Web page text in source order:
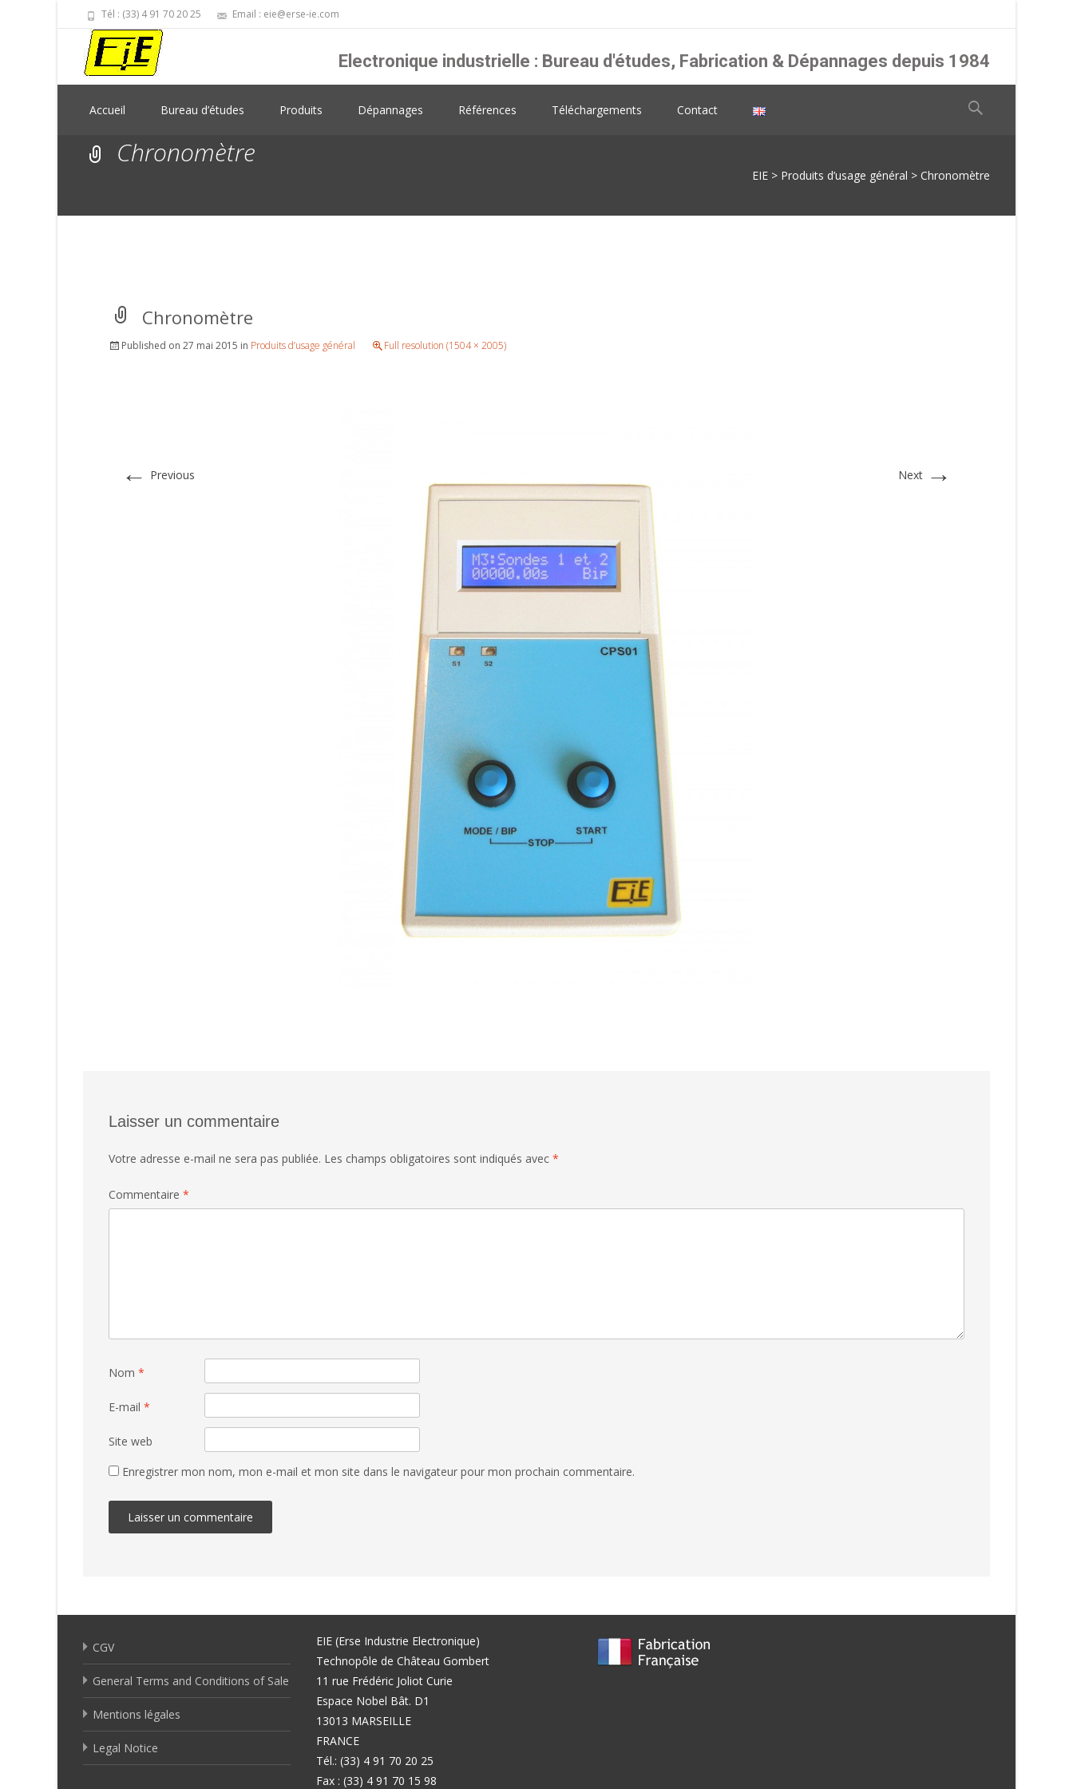
Tél : (33) 4 91 70 20 25 Email : eie@erse-ie.com
Electronique industrielle : Bureau d'études, Fabrication & Dépannages depuis 1984
Accueil Bureau d’études Produits Dépannages Références Téléchargements Contact
Rechercher :
Chronomètre
EIE > Produits d’usage général > Chronomètre
Chronomètre
Published on 27 mai 2015 in Produits d’usage général Full resolution (1504 × 2005)
← Previous Next →
Laisser un commentaire
Votre adresse e-mail ne sera pas publiée. Les champs obligatoires sont indiqués avec *
Commentaire *
Nom *
E-mail *
Site web
Enregistrer mon nom, mon e-mail et mon site dans le navigateur pour mon prochain commentaire.
CGV
General Terms and Conditions of Sale
Mentions légales
Legal Notice
EIE (Erse Industrie Electronique)
Technopôle de Château Gombert
11 rue Frédéric Joliot Curie
Espace Nobel Bât. D1
13013 MARSEILLE
FRANCE
Tél.: (33) 4 91 70 20 25
Fax : (33) 4 91 70 15 98